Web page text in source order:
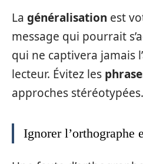
La généralisation est
message qui pourrait
qui ne captivera jamais
lecteur. Évitez les
approches stéréotypées.
Ignorer l’orthographe